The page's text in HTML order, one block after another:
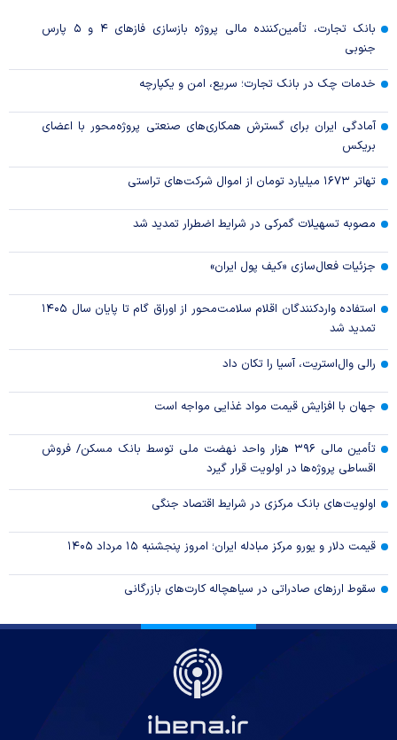
بانک تجارت، تأمین‌کننده مالی پروژه بازسازی فاز‌های ۴ و ۵ پارس
جنوبی
خدمات چک در بانک تجارت؛ سریع، امن و یکپارچه
آمادگی ایران برای گسترش همکاری‌های صنعتی پروژه‌محور با اعضای
بریکس
تهاتر ۱۶۷۳ میلیارد تومان از اموال شرکت‌های تراستی
مصوبه تسهیلات گمرکی در شرایط اضطرار تمدید شد
جزئیات فعال‌سازی «کیف پول ایران»
استفاده واردکنندگان اقلام سلامت‌محور از اوراق گام تا پایان سال ۱۴۰۵
تمدید شد
رالی وال‌استریت، آسیا را تکان داد
جهان با افزایش قیمت مواد غذایی مواجه است
تأمین مالی ۳۹۶ هزار واحد نهضت ملی توسط بانک مسکن/ فروش
اقساطی پروژه‌ها در اولویت قرار گیرد
اولویت‌های بانک مرکزی در شرایط اقتصاد جنگی
قیمت دلار و یورو مرکز مبادله ایران؛ امروز پنجشنبه ۱۵ مرداد ۱۴۰۵
سقوط ارزهای صادراتی در سیاهچاله کارت‌های بازرگانی